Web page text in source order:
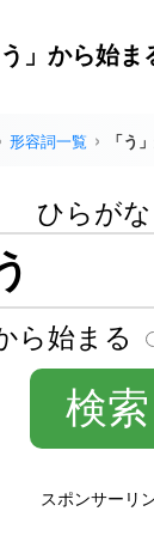
う」から始
形容詞一覧 「う
ひらがな
ら始まる
スポンサーリ